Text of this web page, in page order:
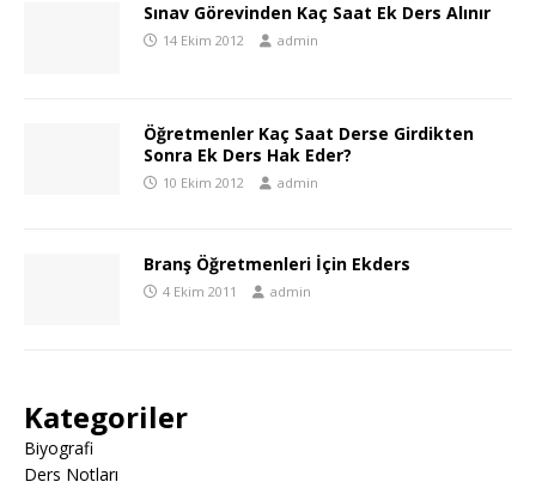
Sınav Görevinden Kaç Saat Ek Ders Alınır
14 Ekim 2012 admin
Öğretmenler Kaç Saat Derse Girdikten
Sonra Ek Ders Hak Eder?
10 Ekim 2012 admin
Branş Öğretmenleri İçin Ekders
4 Ekim 2011 admin
Kategoriler
Biyografi
Ders Notları